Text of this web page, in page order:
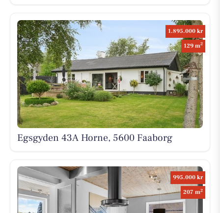
1.895.000 kr
129 m2
Egsgyden 43A Horne, 5600 Faaborg
995.000 kr
207 m2